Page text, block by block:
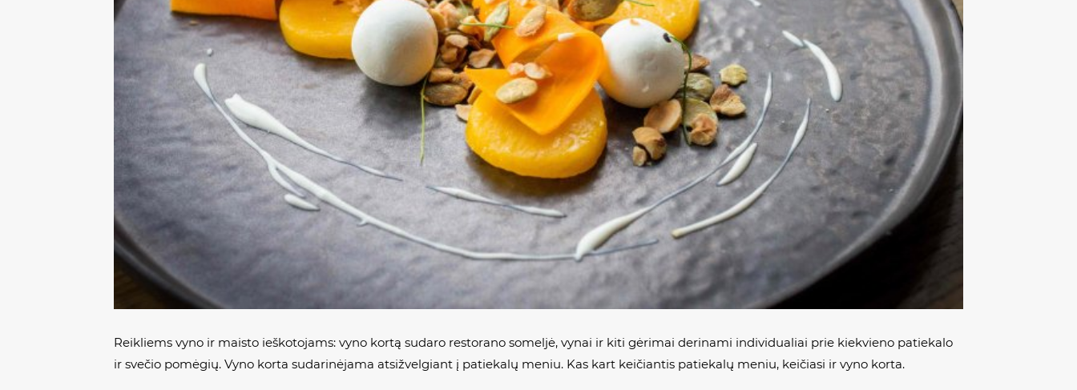
Reikliems vyno ir maisto ieškotojams: vyno kortą sudaro restorano someljė, vynai ir kiti gėrimai derinami individualiai prie kiekvieno patiekalo
ir svečio pomėgių. Vyno korta sudarinėjama atsižvelgiant į patiekalų meniu. Kas kart keičiantis patiekalų meniu, keičiasi ir vyno korta.